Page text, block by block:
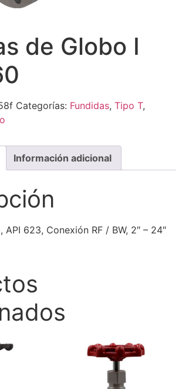
de Globo I
Categorías: Fundidas, Tipo T,
Información adicional
623, Conexión RF / BW, 2″ – 24″